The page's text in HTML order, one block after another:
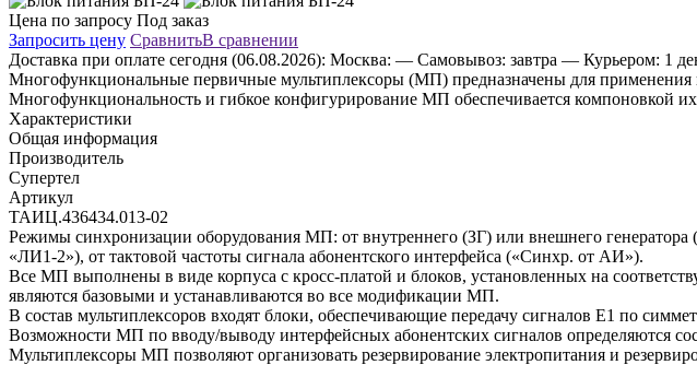
Цена по запросу Под заказ
Запросить цену СравнитьВ сравнении
Доставка при оплате сегодня (06.08.2026): Москва: — Самовывоз: завтра — Курьером: 1
Многофункциональные первичные мультиплексоры (МП) предназначены для применения в
Многофункциональность и гибкое конфигурирование МП обеспечивается компоновкой
Характеристики
Общая информация
Производитель
Супертел
Артикул
ТАИЦ.436434.013-02
Режимы синхронизации оборудования МП: от внутреннего (ЗГ) или внешнего
«ЛИ1-2»), от тактовой частоты сигнала абонентского интерфейса («Синхр. от АИ»).
Все МП выполнены в виде корпуса с кросс-платой и блоков, установленных на
являются базовыми и устанавливаются во все модификации МП.
В состав мультиплексоров входят блоки, обеспечивающие передачу сигналов Е1 по
Возможности МП по вводу/выводу интерфейсных абонентских сигналов определяются
Мультиплексоры МП позволяют организовать резервирование электропитания и